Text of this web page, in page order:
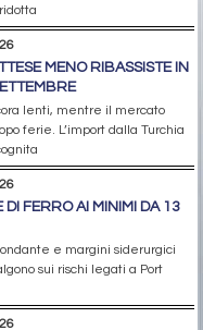
MENO RIBASSISTE IN
lenti, mentre il mercato
ferie. L’import dalla Turchia
DI FERRO AI MINIMI DA 13
e margini siderurgici
sui rischi legati a Port